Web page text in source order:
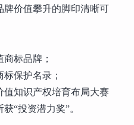
牌价值攀升的脚印清晰可
标品牌；
保护名录；
值知识产权培育布局大赛
“投资潜力奖”。